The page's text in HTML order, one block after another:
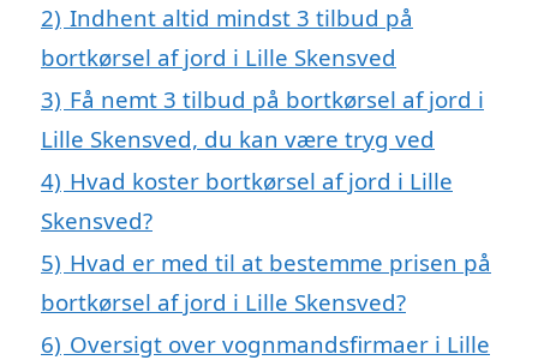
2) Indhent altid mindst 3 tilbud på
bortkørsel af jord i Lille Skensved
3) Få nemt 3 tilbud på bortkørsel af jord i
Lille Skensved, du kan være tryg ved
4) Hvad koster bortkørsel af jord i Lille
Skensved?
5) Hvad er med til at bestemme prisen på
bortkørsel af jord i Lille Skensved?
6) Oversigt over vognmandsfirmaer i Lille